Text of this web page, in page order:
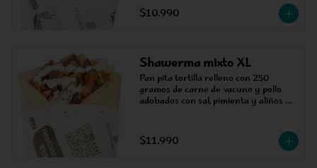
árabe y lechuga.
$10.990
Shawerma mixto XL
Pan pita tortilla relleno con 250
gramos de carne de vacuno y pollo
adobados con sal, pimienta y aliños
tomate, cebolla árabe y lechuga.
$11.990